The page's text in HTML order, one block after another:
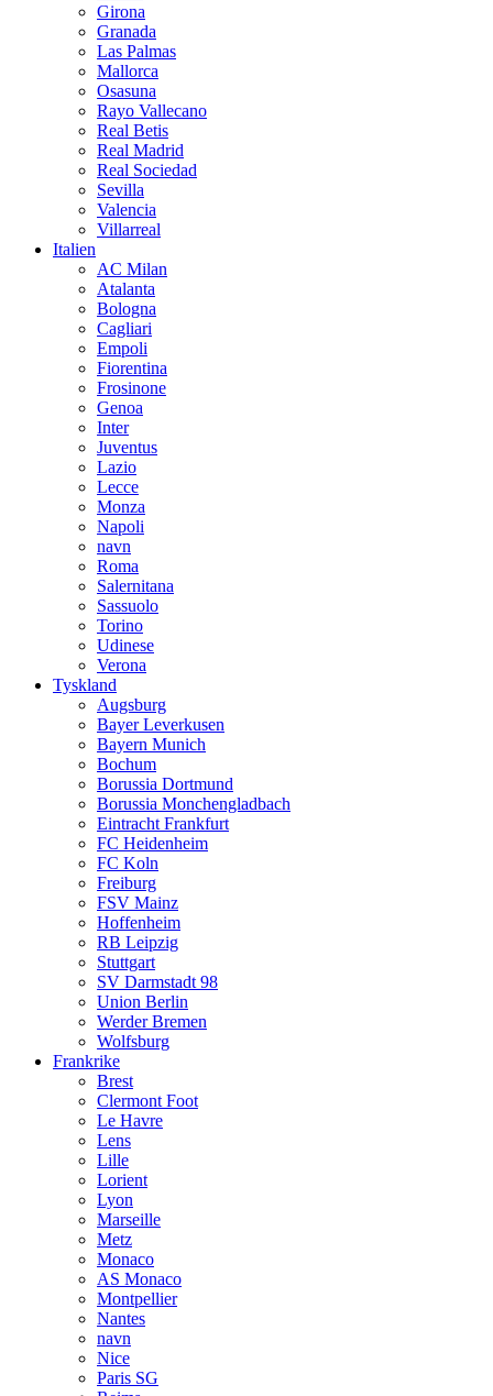
Girona
Granada
Las Palmas
Mallorca
Osasuna
Rayo Vallecano
Real Betis
Real Madrid
Real Sociedad
Sevilla
Valencia
Villarreal
Italien
AC Milan
Atalanta
Bologna
Cagliari
Empoli
Fiorentina
Frosinone
Genoa
Inter
Juventus
Lazio
Lecce
Monza
Napoli
navn
Roma
Salernitana
Sassuolo
Torino
Udinese
Verona
Tyskland
Augsburg
Bayer Leverkusen
Bayern Munich
Bochum
Borussia Dortmund
Borussia Monchengladbach
Eintracht Frankfurt
FC Heidenheim
FC Koln
Freiburg
FSV Mainz
Hoffenheim
RB Leipzig
Stuttgart
SV Darmstadt 98
Union Berlin
Werder Bremen
Wolfsburg
Frankrike
Brest
Clermont Foot
Le Havre
Lens
Lille
Lorient
Lyon
Marseille
Metz
Monaco
AS Monaco
Montpellier
Nantes
navn
Nice
Paris SG